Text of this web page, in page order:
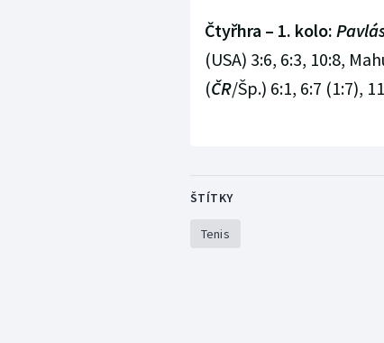
Čtyřhra – 1. kolo:
(USA) 3:6, 6:3, 10:8,
(ČR/Šp.) 6:1, 6:7 (1:7),
ŠTÍTKY
Tenis